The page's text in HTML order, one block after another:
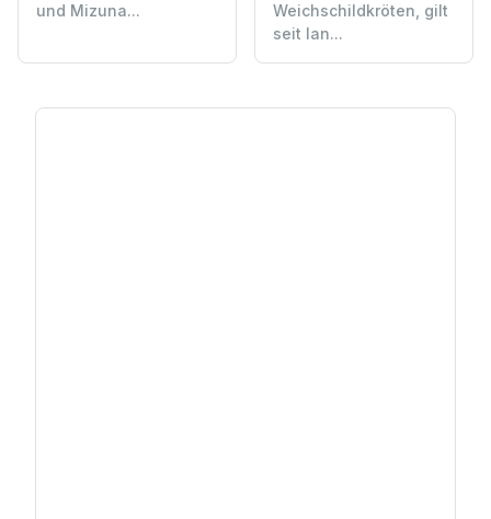
und Mizuna...
Weichschildkröten, gilt
seit lan...